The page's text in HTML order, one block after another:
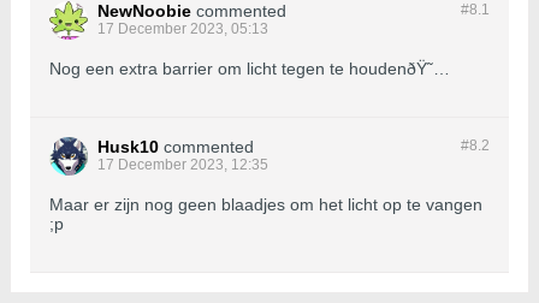
#8.1
NewNoobie commented
17 December 2023, 05:13
Nog een extra barrier om licht tegen te houdenðŸ˜…
#8.2
Husk10 commented
17 December 2023, 12:35
Maar er zijn nog geen blaadjes om het licht op te vangen
;p